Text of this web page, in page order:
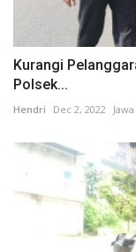
Kurangi
Polsek...
Hendri Dec 2, 2022